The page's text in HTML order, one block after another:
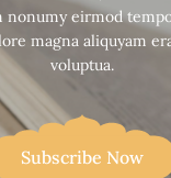
nonumy eirmod
magna aliquyam
voluptua.
Subscribe Now